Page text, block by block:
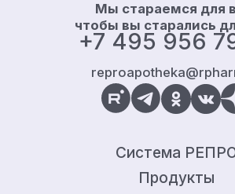
+7 495 956
Мы стараемся для
чтобы вы старались
Система
Продукты